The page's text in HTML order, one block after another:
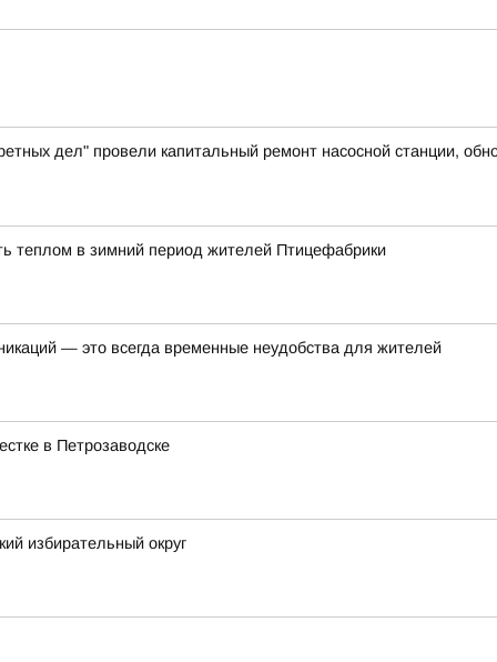
дел" провели капитальный ремонт насосной станции,
теплом в зимний период жителей Птицефабрики
— это всегда временные неудобства для жителей
в Петрозаводске
избирательный округ